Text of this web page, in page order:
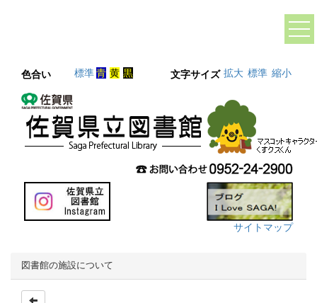
色合い 標準青 黄 黒 文字サイズ 拡大 標準 縮小
サイトマップ
図書館の施設について